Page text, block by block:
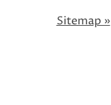
Sitemap »